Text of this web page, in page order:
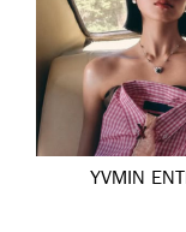
YVMIN